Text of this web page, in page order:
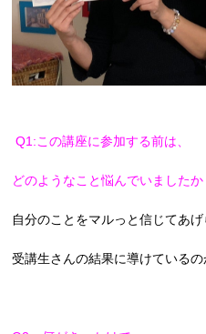
Q1:この講座に参加する前は、
どのようなこと悩んでいましたか
自分のことをマルっと信じてあげ
受講生さんの結果に導けているの